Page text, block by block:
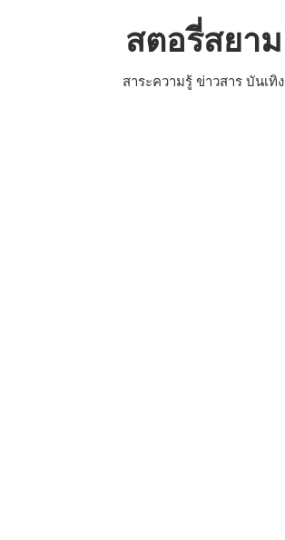
สตอรี่สยาม
สาระความรู้ ข่าวสาร บันเทิง